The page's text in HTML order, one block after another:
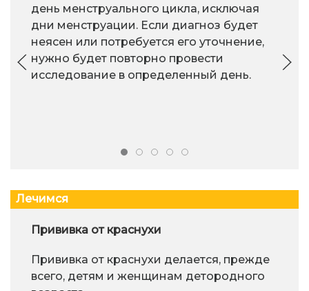
день менструального цикла, исключая
дни менструации. Если диагноз будет
неясен или потребуется его уточнение,
нужно будет повторно провести
исследование в определенный день.
Лечимся
Прививка от краснухи
Прививка от краснухи делается, прежде
всего, детям и женщинам детородного